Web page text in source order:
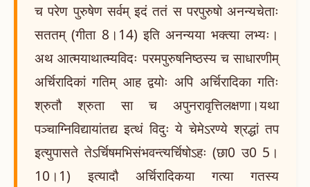
च परेण पुरुषेण सर्वम् इदं ततं स परपुरुषो अनन्यचेताः
सततम् (गीता 8।14) इति अनन्यया भक्त्या लभ्यः।
अथ आत्मयाथात्म्यविदः परमपुरुषनिष्ठस्य च साधारणीम्
अर्चिरादिकां गतिम् आह द्वयोः अपि अर्चिरादिका गतिः
श्रुतौ श्रुता सा च अपुनरावृत्तिलक्षणा।यथा
पञ्चाग्निविद्यायांतद्य इत्थं विदुः ये चेमेऽरण्ये श्रद्धां तप
इत्युपासते तेऽर्चिषमभिसंभवन्त्यर्चिषोऽहः (छा0 उ0 5।
10।1) इत्यादौ अर्चिरादिकया गत्या गतस्य